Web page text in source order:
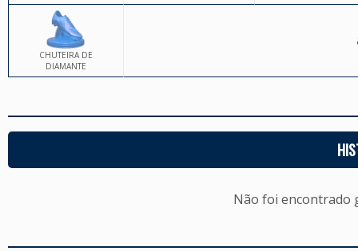
CHUTEIRA DE
DIAMANTE
Não foi encontrado